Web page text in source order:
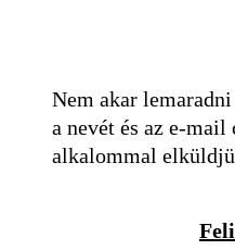
Nem akar
a nevét és az e-
alkalommal